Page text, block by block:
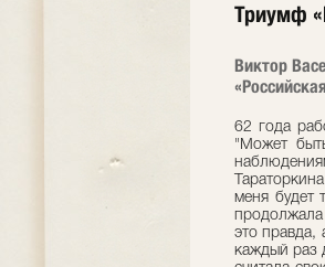
Триумф
Виктор
62 года
"Может
меня будет
продолжала
это правда,
каждый раз